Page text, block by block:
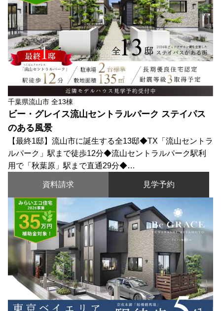
千葉県流山市 全13棟
ビー・グレイス流山セントラルパーク ステイパス
のある風景
【最終1邸】流山市に誕生する全13邸◆TX「流山セントラ
ルパーク」駅まで徒歩12分◆流山セントラルパーク駅利
用で「秋葉原」駅まで直通29分◆…
資料請求 見学予約